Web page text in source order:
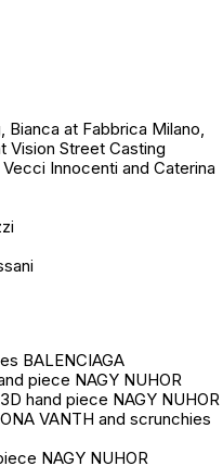
Bianca at Fabbrica Milano,
Vision Street Casting
Innocenti and Caterina
BALENCIAGA
piece NAGY NUHOR
hand piece NAGY NUHOR
VANTH and scrunchies
NAGY NUHOR